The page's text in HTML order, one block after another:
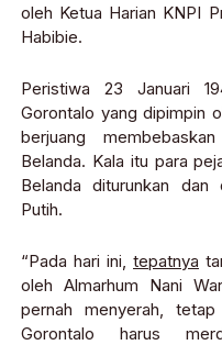
oleh Ketua Harian KNPI
Habibie.
Peristiwa 23 Januari
Gorontalo yang dipimpin
berjuang
Belanda. Kala itu para
Belanda diturunkan
Putih.
“Pada hari ini, tepatnya
oleh Almarhum Nani
pernah menyerah,
Gorontalo harus